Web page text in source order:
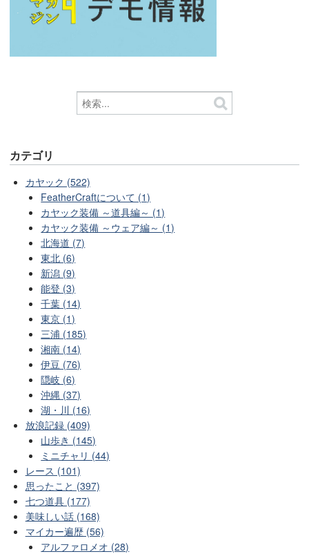
カテゴリ
カヤック (522)
FeatherCraftについて (1)
カヤック装備 ～道具編～ (1)
カヤック装備 ～ウェア編～ (1)
北海道 (7)
東北 (6)
新潟 (9)
能登 (3)
千葉 (14)
東京 (1)
三浦 (185)
湘南 (14)
伊豆 (76)
隠岐 (6)
沖縄 (37)
湖・川 (16)
放浪記録 (409)
山歩き (145)
ミニチャリ (44)
レース (101)
思ったこと (397)
七つ道具 (177)
美味しい話 (168)
マイカー遍歴 (56)
アルファロメオ (28)